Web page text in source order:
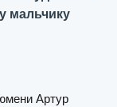
мальчику
Артур